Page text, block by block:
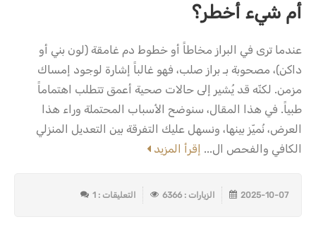
أم شيء أخطر؟
عندما ترى في البراز مخاطاً أو خطوط دم غامقة (لون بني أو
داكن)، مصحوبة بـ براز صلب، فهو غالباً إشارة لوجود إمساك
مزمن. لكنّه قد يُشير إلى حالات صحية أعمق تتطلب اهتماماً
طبياً. في هذا المقال، سنوضح الأسباب المحتملة وراء هذا
العرض، نُميّز بينها، ونسهل عليك التفرقة بين التعديل المنزلي
الكافي والفحص ال... إقرأ المزيد
2025-10-07 الزيارات : 6366 التعليقات : 1